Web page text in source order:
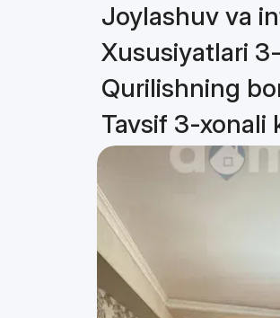
Joylashuv va
Xususiyatlari
Qurilishning
Tavsif 3-xonali